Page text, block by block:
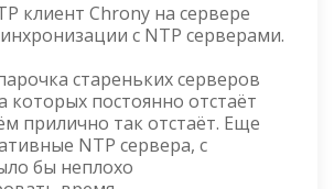
клиент Chrony на сервере
с NTP серверами.
стареньких серверов
которых постоянно отстаёт
прилично так отстаёт. Еще
NTP сервера, с
бы неплохо